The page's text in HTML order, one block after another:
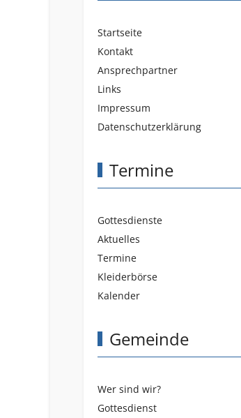
Startseite
Kontakt
Ansprechpartner
Links
Impressum
Datenschutzerklärung
Termine
Gottesdienste
Aktuelles
Termine
Kleiderbörse
Kalender
Gemeinde
Wer sind wir?
Gottesdienst